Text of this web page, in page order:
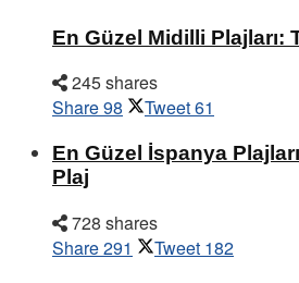
En Güzel Midilli Plajları:
245 shares
Share98 Tweet61
En Güzel İspanya
Plaj
728 shares
Share291 Tweet 182